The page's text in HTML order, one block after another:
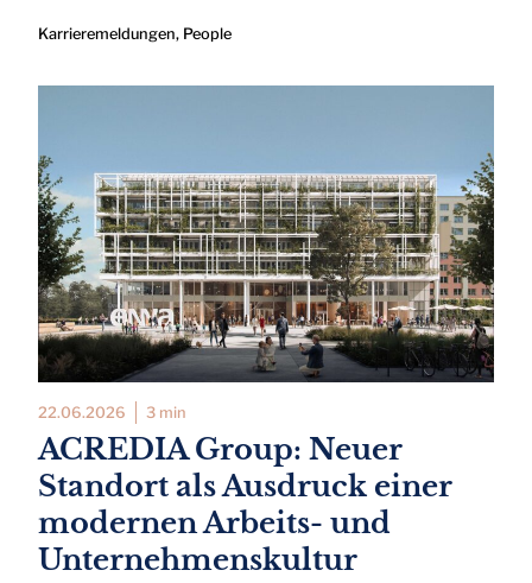
Karrieremeldungen, People
22.06.2026 3 min
ACREDIA Group: Neuer
Standort als Ausdruck einer
modernen Arbeits- und
Unternehmenskultur